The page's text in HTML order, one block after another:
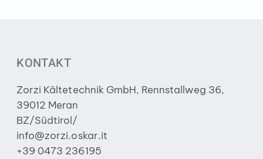
KONTAKT
Zorzi Kältetechnik GmbH, Rennstallweg 36,
39012 Meran
BZ/Südtirol/
info@zorzi.oskar.it
+39 0473 236195